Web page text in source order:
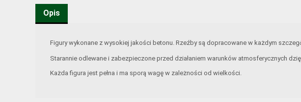
Opis
Figury wykonane z wysokiej jakości betonu. Rzeźby są dopracowane w każdym szczeg
Starannie odlewane i zabezpieczone przed działaniem warunków atmosferycznych
Każda figura jest pełna i ma sporą wagę w zależności od wielkości.